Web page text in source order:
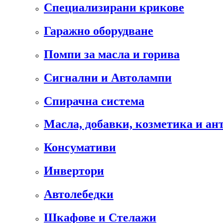
Специализирани крикове
Гаражно оборудване
Помпи за масла и горива
Сигнални и Автолампи
Спирачна система
Масла, добавки, козметика и
Консумативи
Инвертори
Автолебедки
Шкафове и Стелажи